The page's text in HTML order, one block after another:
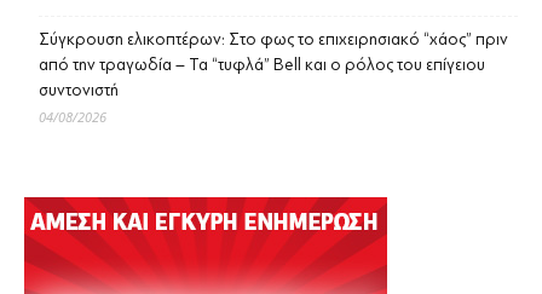
Σύγκρουση ελικοπτέρων: Στο φως το επιχειρησιακό “χάος” πριν
από την τραγωδία – Τα “τυφλά” Bell και ο ρόλος του επίγειου
συντονιστή
04/08/2026